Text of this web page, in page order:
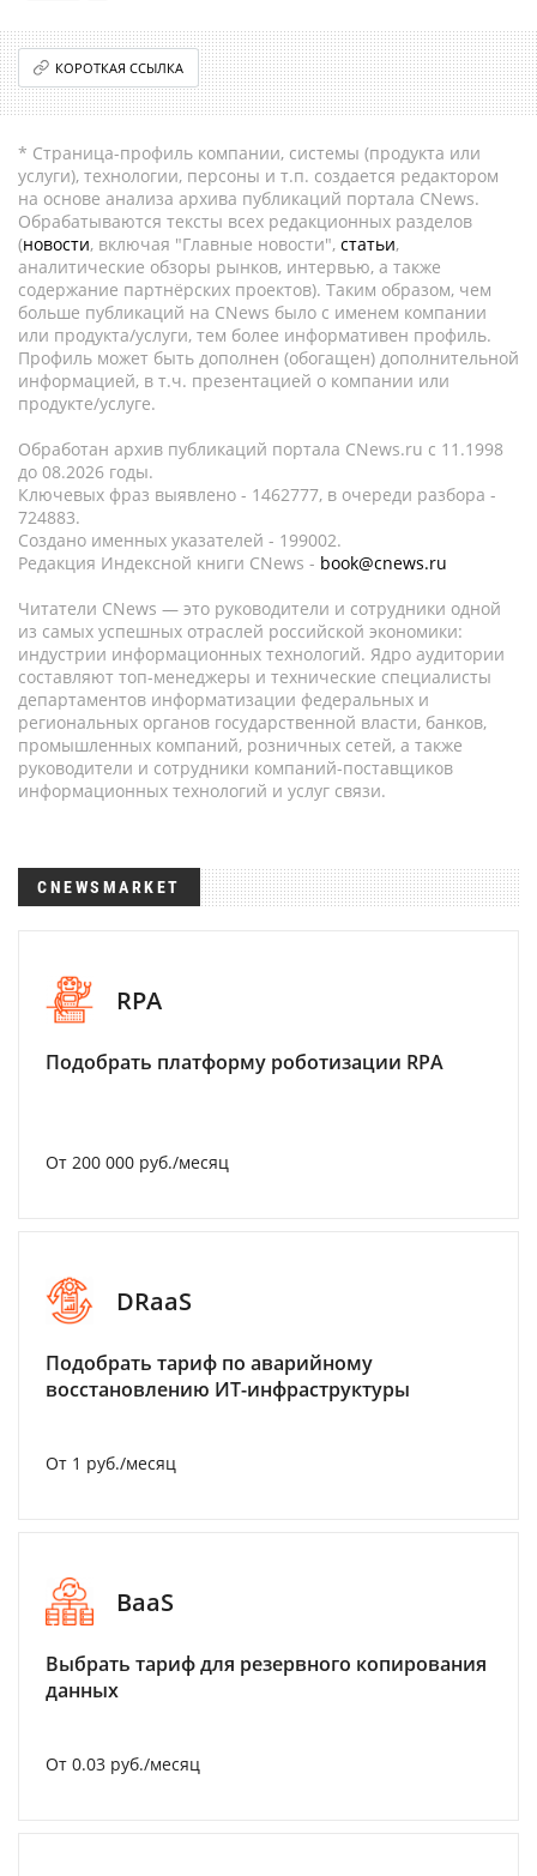
КОРОТКАЯ ССЫЛКА
* Страница-профиль компании, системы (продукта или
услуги), технологии, персоны и т.п. создается редактором
на основе анализа архива публикаций портала CNews.
Обрабатываются тексты всех редакционных разделов
(новости, включая "Главные новости", статьи,
аналитические обзоры рынков, интервью, а также
содержание партнёрских проектов). Таким образом, чем
больше публикаций на CNews было с именем компании
или продукта/услуги, тем более информативен профиль.
Профиль может быть дополнен (обогащен) дополнительной
информацией, в т.ч. презентацией о компании или
продукте/услуге.
Обработан архив публикаций портала CNews.ru c 11.1998
до 08.2026 годы.
Ключевых фраз выявлено - 1462777, в очереди разбора -
724883.
Создано именных указателей - 199002.
Редакция Индексной книги CNews - book@cnews.ru
Читатели CNews — это руководители и сотрудники одной
из самых успешных отраслей российской экономики:
индустрии информационных технологий. Ядро аудитории
составляют топ-менеджеры и технические специалисты
департаментов информатизации федеральных и
региональных органов государственной власти, банков,
промышленных компаний, розничных сетей, а также
руководители и сотрудники компаний-поставщиков
информационных технологий и услуг связи.
CNEWSMARKET
RPA
Подобрать платформу роботизации RPA
От 200 000 руб./месяц
DRaaS
Подобрать тариф по аварийному
восстановлению ИТ-инфраструктуры
От 1 руб./месяц
BaaS
Выбрать тариф для резервного копирования
данных
От 0.03 руб./месяц